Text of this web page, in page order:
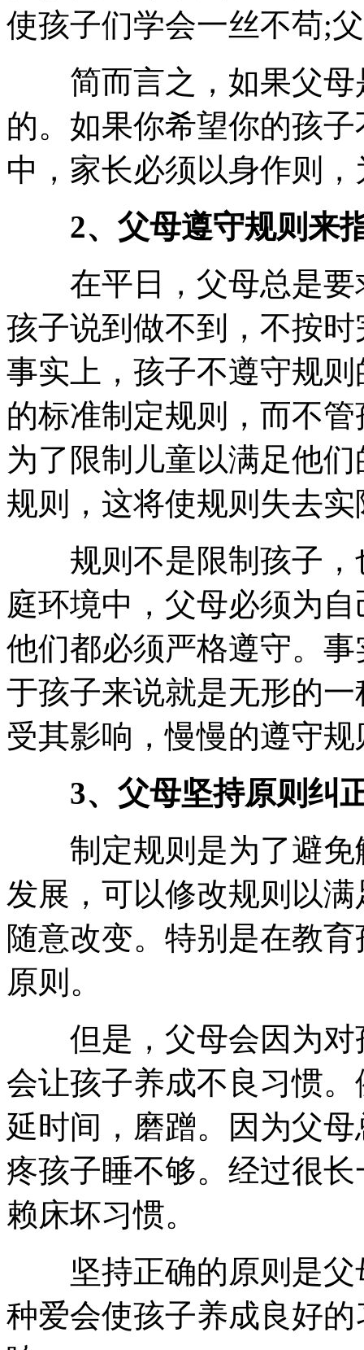
使孩子们学会一丝不苟;
简而言之，如果父母
的。如果你希望你的孩
中，家长必须以身作则
2、父母遵守规则来
在平日，父母总是要
孩子说到做不到，不按
事实上，孩子不遵守规
的标准制定规则，而不
为了限制儿童以满足他
规则，这将使规则失去
规则不是限制孩子，
庭环境中，父母必须为
他们都必须严格遵守。
于孩子来说就是无形的
受其影响，慢慢的遵守规
3、父母坚持原则纠
制定规则是为了避免
发展，可以修改规则以
随意改变。特别是在教
原则。
但是，父母会因为对
会让孩子养成不良习惯
延时间，磨蹭。因为父
疼孩子睡不够。经过很
赖床坏习惯。
坚持正确的原则是父
种爱会使孩子养成良好